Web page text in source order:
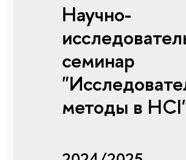
Научно-
семинар
методы в